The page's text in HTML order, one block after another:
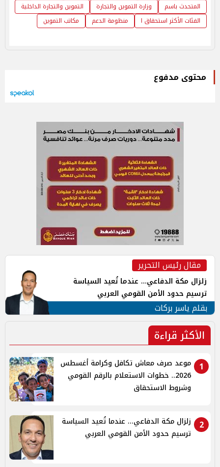
المتحدث باسم
وزارة التموين والتجارة
التموين والتجارة الداخلية
الفئات الأكثر استحقاق ا
منظومة الدعم مكاتب التموين
محتوى مدفوع
مقال رئيس التحرير
زلزال مكة الدفاعي... عندما تُعيد السياسة
ترسيم حدود الأمن القومي العربي
بقلم ياسر بركات
الأكثر قراءة
1
موعد صرف معاش تكافل وكرامة أغسطس
2026.. خطوات الاستعلام بالرقم القومي
وشروط الاستحقاق
2
زلزال مكة الدفاعي... عندما تُعيد السياسة
ترسيم حدود الأمن القومي العربي